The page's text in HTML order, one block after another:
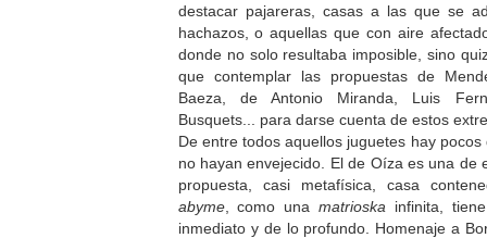
destacar pajareras, casas a las que se
hachazos, o aquellas que con aire
donde no solo resultaba imposible, sino
que contemplar las propuestas de
Baeza, de Antonio Miranda, Luis
Busquets... para darse cuenta de estos
De entre todos aquellos juguetes hay
no hayan envejecido. El de Oíza es una de
propuesta, casi metafísica, casa
abyme, como unamatrioska infinita,
inmediato y de lo profundo. Homenaje a